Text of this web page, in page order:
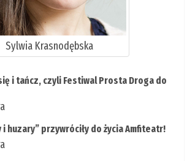
Sylwia Krasnodębska
i tańcz, czyli Festiwal Prosta Droga do
i huzary” przywróciły do życia Amfiteatr!